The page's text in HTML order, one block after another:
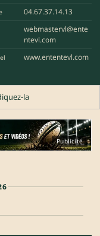
04.67.37.14.13
webmastervl@ente
ntevl.com
www.ententevl.com
la
Publicité